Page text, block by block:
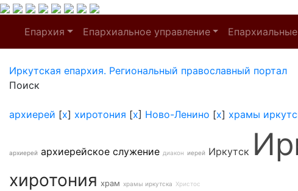
Епархия Епархиальное управление
Иркутская епархия. Региональный православный портал
Поиск
архиерей [x] хиротония [x] Ново-Ленино [x] храмы
архиерей архиерейское служение диакон иерей Иркутск
хиротония храм храмы иркутска Христос